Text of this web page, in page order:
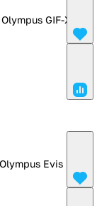
GIF-XPE3
Evis